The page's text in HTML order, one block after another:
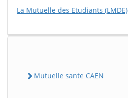
La Mutuelle des Etudiants (LMDE)
Mutuelle sante CAEN